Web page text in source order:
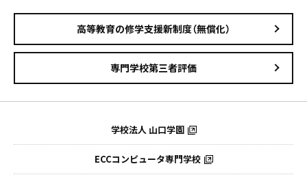
高等教育の修学支援新制度（無償化）
専門学校第三者評価
学校法人 山口学園
ECCコンピュータ専門学校